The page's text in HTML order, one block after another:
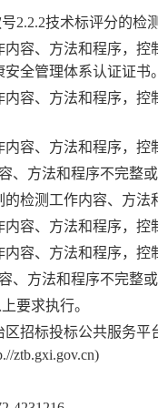
2.2.2技术标评分的检
容、方法和程序，
全管理体系认证证书
容、方法和程序，
容、方法和程序，
、方法和程序不完整
的检测工作内容、方
容、方法和程序，
容、方法和程序，
、方法和程序不完整
要求执行。
区招标投标公共服务平
ztb.gxi.gov.cn)